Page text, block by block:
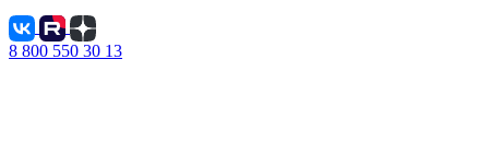
8 800 550 30 13